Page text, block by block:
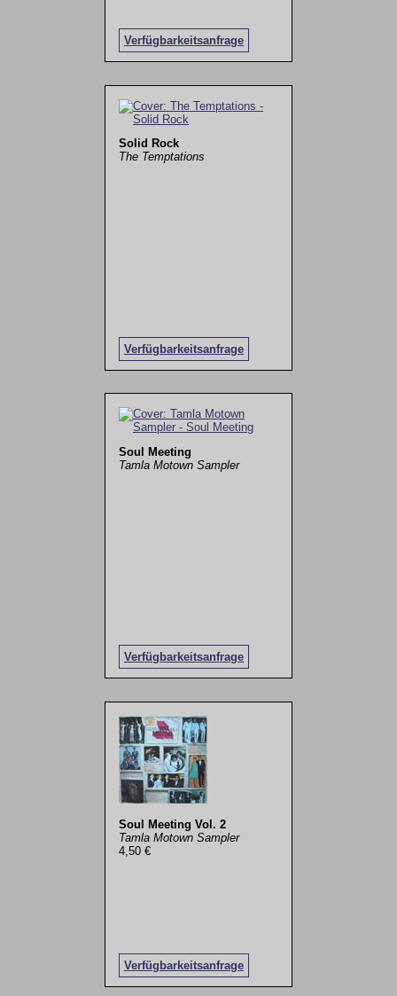
Verfügbarkeitsanfrage
Solid Rock
The Temptations
Verfügbarkeitsanfrage
Soul Meeting
Tamla Motown Sampler
Verfügbarkeitsanfrage
Soul Meeting Vol. 2
Tamla Motown Sampler
4,50 €
Verfügbarkeitsanfrage